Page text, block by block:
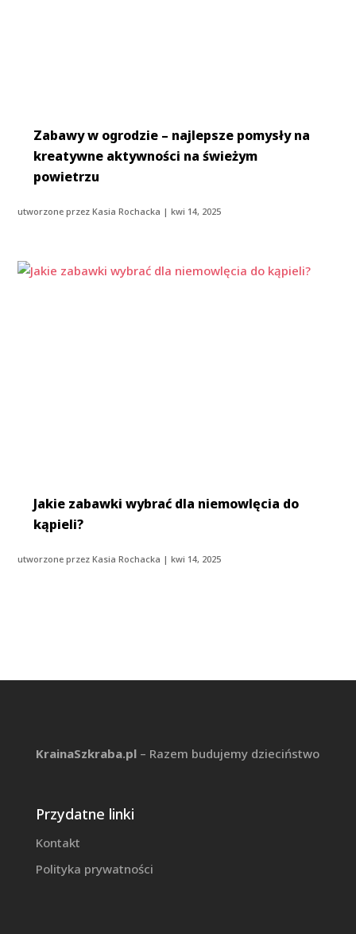
Zabawy w ogrodzie – najlepsze pomysły na
kreatywne aktywności na świeżym
powietrzu
utworzone przezKasia Rochacka |kwi 14, 2025
Jakie zabawki wybrać dla niemowlęcia do
kąpieli?
utworzone przezKasia Rochacka |kwi 14, 2025
KrainaSzkraba.pl– Razem budujemy dzieciństwo
Przydatne linki
Kontakt
Polityka prywatności